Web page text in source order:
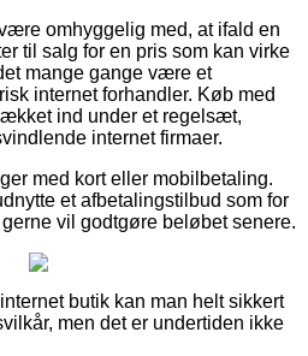
omhyggelig med, at ifald en
til salg for en pris som kan virke
mange gange være et
internet forhandler. Køb med
ind under et regelsæt,
internet firmaer.
med kort eller mobilbetaling.
et afbetalingstilbud som for
vil godtgøre beløbet senere.
butik kan man helt sikkert
men det er undertiden ikke